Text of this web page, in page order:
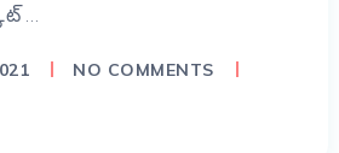
…
NO COMMENTS